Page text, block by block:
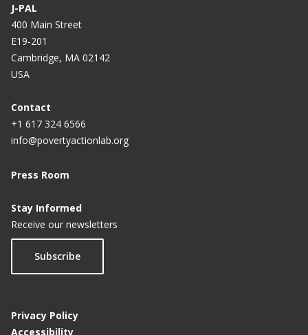
J-PAL
400 Main Street
E19-201
Cambridge, MA 02142
USA
Contact
+1 617 324 6566
info@povertyactionlab.org
Press Room
Stay Informed
Receive our newsletters
Subscribe
Privacy Policy
Accessibility